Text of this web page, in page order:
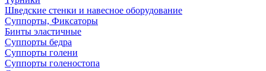
Шведские стенки и навесное оборудование
Суппорты, Фиксаторы
Бинты эластичные
Суппорты бедра
Суппорты голени
Суппорты голеностопа